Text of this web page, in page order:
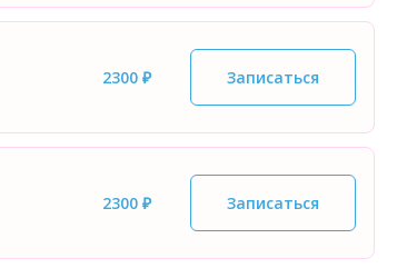
2300 ₽ Записаться
2300 ₽ Записаться